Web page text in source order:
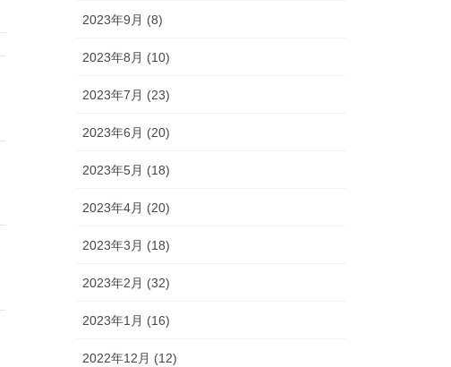
2023年9月 (8)
2023年8月 (10)
2023年7月 (23)
2023年6月 (20)
2023年5月 (18)
2023年4月 (20)
2023年3月 (18)
2023年2月 (32)
2023年1月 (16)
2022年12月 (12)